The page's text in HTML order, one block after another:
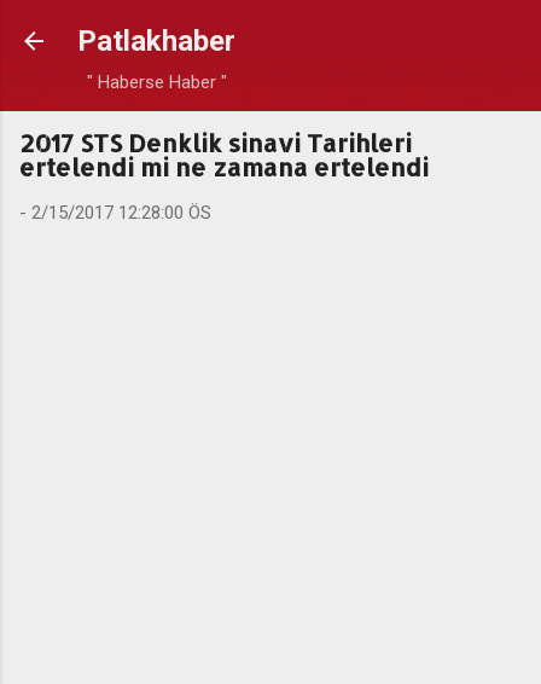
Ana içeriğe atla
Patlakhaber
" Haberse Haber "
2017 STS Denklik sinavi Tarihleri
ertelendi mi ne zamana ertelendi
- 2/15/2017 12:28:00 ÖS